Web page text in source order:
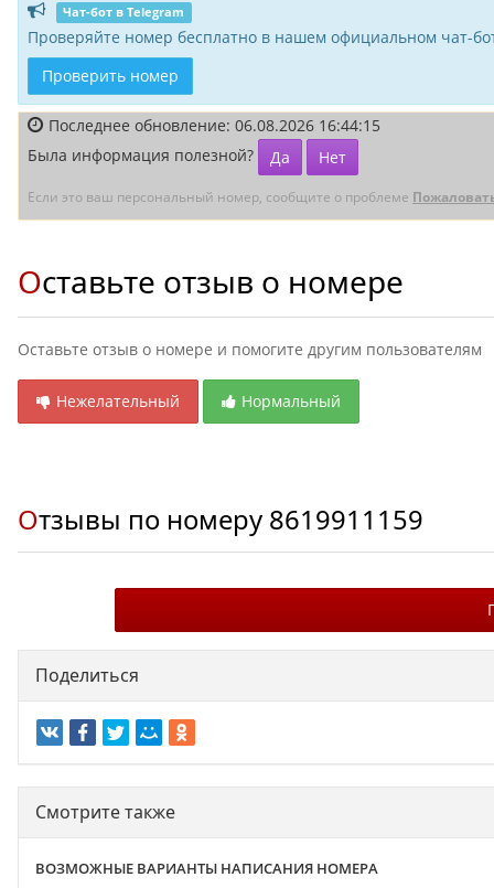
Чат-бот в Telegram
Проверяйте номер бесплатно в нашем официальном чат-
Проверить номер
Последнее обновление: 06.08.2026 16:44:15
Была информация полезной?
Да Нет
Если это ваш персональный номер, сообщите о проблеме
Оставьте отзыв о номере
Оставьте отзыв о номере и помогите другим пользователям
Нежелательный Нормальный
Отзывы по номеру 8619911159
Поделиться
Смотрите также
ВОЗМОЖНЫЕ ВАРИАНТЫ НАПИСАНИЯ НОМЕРА